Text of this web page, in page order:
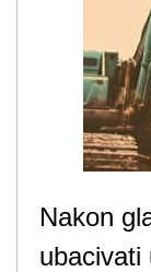
Nakon
ubacivati